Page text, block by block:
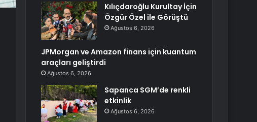
Kılıçdaroğlu Kurultay İçin
Özgür Özel ile Görüştü
Ağustos 6, 2026
JPMorgan ve Amazon finans için kuantum
araçları geliştirdi
Ağustos 6, 2026
Sapanca SGM’de renkli
etkinlik
Ağustos 6, 2026